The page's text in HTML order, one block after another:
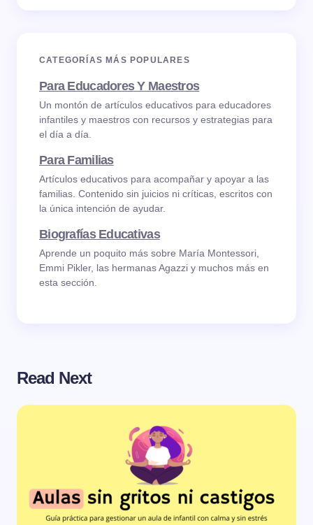
CATEGORÍAS MÁS POPULARES
Para Educadores Y Maestros
Un montón de artículos educativos para educadores
infantiles y maestros con recursos y estrategias para
el día a día.
Para Familias
Artículos educativos para acompañar y apoyar a las
familias. Contenido sin juicios ni críticas, escritos con
la única intención de ayudar.
Biografías Educativas
Aprende un poquito más sobre María Montessori,
Emmi Pikler, las hermanas Agazzi y muchos más en
esta sección.
Read Next